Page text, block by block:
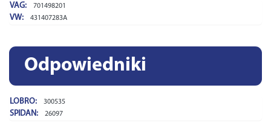
VAG: 701498201
VW: 431407283A
Odpowiedniki
LOBRO: 300535
SPIDAN: 26097